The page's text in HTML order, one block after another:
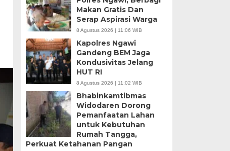
Makan Gratis Dan
Serap Aspirasi Warga
8 Agustus 2026 | 11:06 WIB
Kapolres Ngawi
Gandeng BEM Jaga
Kondusivitas Jelang
HUT RI
8 Agustus 2026 | 11:02 WIB
Bhabinkamtibmas
Widodaren Dorong
Pemanfaatan Lahan
untuk Kebutuhan
Rumah Tangga,
Perkuat Ketahanan Pangan